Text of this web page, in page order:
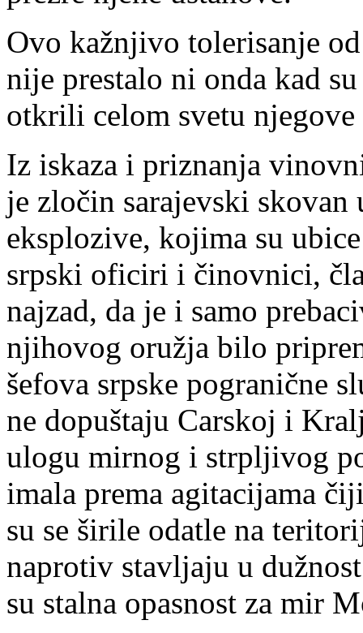
Ovo kažnjivo tolerisanje
nije prestalo ni onda kad
otkrili celom svetu njegove
Iz iskaza i priznanja
je zločin sarajevski skovan
eksplozive, kojima su
srpski oficiri i činovnici,
najzad, da je i samo
njihovog oružja bilo
šefova srpske pogranične
ne dopuštaju Carskoj i
ulogu mirnog i strpljivog
imala prema agitacijama
su se širile odatle na
naprotiv stavljaju u
su stalna opasnost za mir